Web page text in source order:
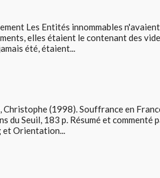
Les Entités innommables
elles étaient le contenant des
été, étaient...
(1998). Souffrance en
du Seuil, 183 p. Résumé et commenté
et Orientation...